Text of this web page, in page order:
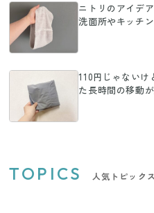
ニトリのアイデ
洗面所やキッチ
110円じゃない
た長時間の移動
TOPICS 人気トピックス